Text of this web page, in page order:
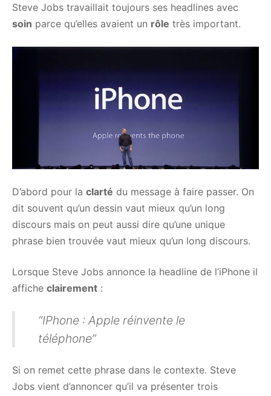
Steve Jobs travaillait toujours ses headlines avec
soin parce qu’elles avaient un rôle très important.
D’abord pour la clarté du message à faire passer. On
dit souvent qu’un dessin vaut mieux qu’un long
discours mais on peut aussi dire qu’une unique
phrase bien trouvée vaut mieux qu’un long discours.
Lorsque Steve Jobs annonce la headline de l’iPhone il
affiche clairement :
“IPhone : Apple réinvente le
téléphone”
Si on remet cette phrase dans le contexte. Steve
Jobs vient d’annoncer qu’il va présenter trois